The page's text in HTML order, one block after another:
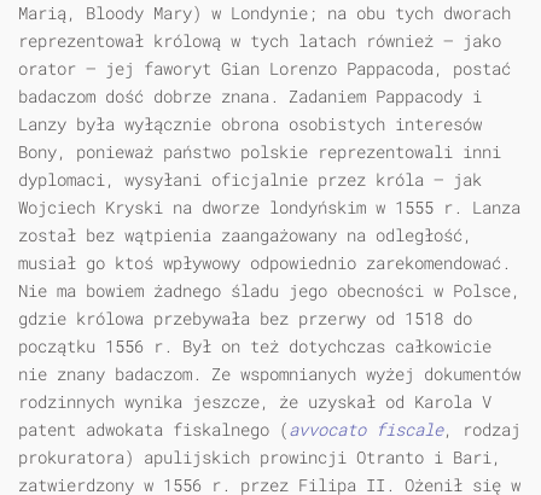
Marią, Bloody Mary) w Londynie; na obu tych dworach
reprezentował królową w tych latach również — jako
orator — jej faworyt Gian Lorenzo Pappacoda, postać
badaczom dość dobrze znana. Zadaniem Pappacody i
Lanzy była wyłącznie obrona osobistych interesów
Bony, ponieważ państwo polskie reprezentowali inni
dyplomaci, wysyłani oficjalnie przez króla — jak
Wojciech Kryski na dworze londyńskim w 1555 r. Lanza
został bez wątpienia zaangażowany na odległość,
musiał go ktoś wpływowy odpowiednio zarekomendować.
Nie ma bowiem żadnego śladu jego obecności w Polsce,
gdzie królowa przebywała bez przerwy od 1518 do
początku 1556 r. Był on też dotychczas całkowicie
nie znany badaczom. Ze wspomnianych wyżej dokumentów
rodzinnych wynika jeszcze, że uzyskał od Karola V
patent adwokata fiskalnego (avvocato fiscale, rodzaj
prokuratora) apulijskich prowincji Otranto i Bari,
zatwierdzony w 1556 r. przez Filipa II. Ożenił się w